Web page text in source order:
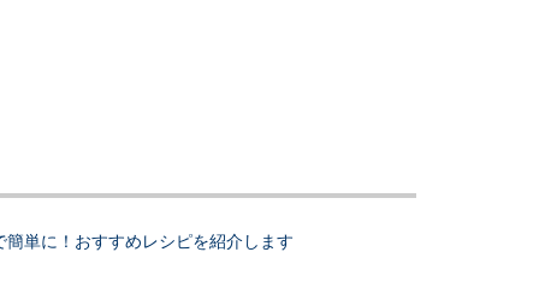
単に！おすすめレシピを紹介します